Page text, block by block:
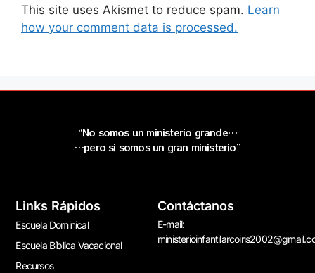
This site uses Akismet to reduce spam. Learn
how your comment data is processed.
“No somos un ministerio grande…
…pero si somos un gran ministerio”
Links Rápidos
Escuela Dominical
Escuela Bíblica Vacacional
Recursos
Contáctanos
E-mail: